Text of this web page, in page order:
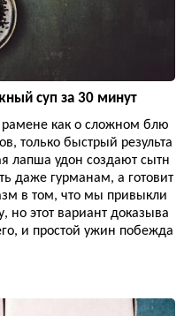
суп за 30 минут
рамене как о сложном блю
только быстрый результа
лапша удон создают сытн
даже гурманам, а готовит
в том, что мы привыкли
но этот вариант доказыва
и простой ужин побежда